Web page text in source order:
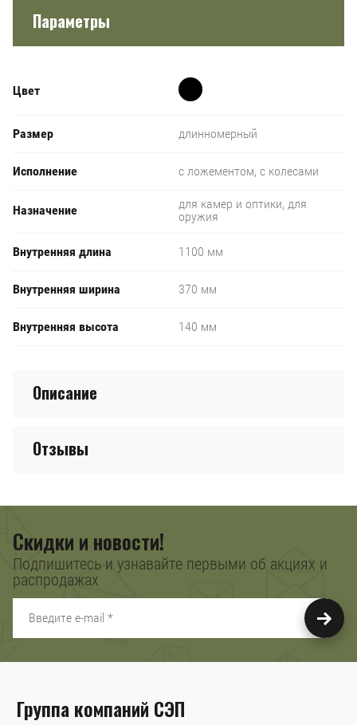
Параметры
Цвет
Размер длинномерный
Исполнение с ложементом, с колесами
Назначение
для камер и оптики, для
оружия
Внутренняя длина 1100 мм
Внутренняя ширина 370 мм
Внутренняя высота 140 мм
Описание
Отзывы
Скидки и новости!
Подпишитесь и узнавайте первыми об акциях и
распродажах
Группа компаний СЭП